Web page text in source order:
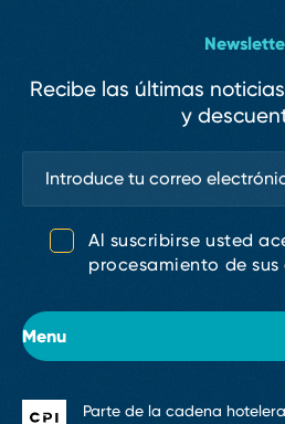
Menu
Sobre el hotel
Recibe las últimas
y
Al suscribirse usted
procesamiento de sus
Parte de la cadena hotelera